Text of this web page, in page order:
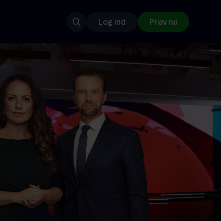
Log ind Prøv nu